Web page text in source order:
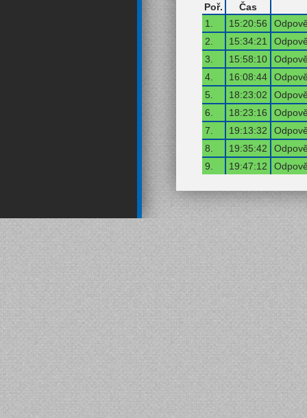
Poř.
Čas
1.
15:20:56
2.
15:34:21
3.
15:58:10
4.
16:08:44
5.
18:23:02
6.
18:23:16
7.
19:13:32
8.
19:35:42
9.
19:47:12